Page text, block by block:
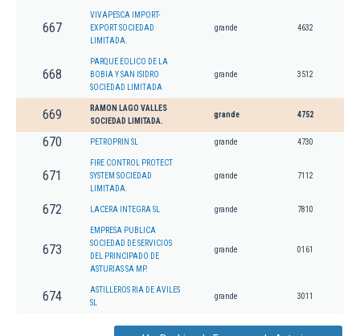
667
VIVAPESCA IMPORT-
EXPORT SOCIEDAD
LIMITADA.
grande 4632
668
PARQUE EOLICO DE LA
BOBIA Y SAN ISIDRO
SOCIEDAD LIMITADA
grande 3512
669
RAMON LAGO VALLES
SOCIEDAD LIMITADA.
grande 4752
670 PETROPRIN SL grande 4730
671
FIRE CONTROL PROTECT
SYSTEM SOCIEDAD
LIMITADA.
grande 7112
672 LACERA INTEGRA SL grande 7810
673
EMPRESA PUBLICA
SOCIEDAD DE SERVICIOS
DEL PRINCIPADO DE
ASTURIAS SA MP.
grande 0161
674
ASTILLEROS RIA DE AVILES
SL
grande 3011